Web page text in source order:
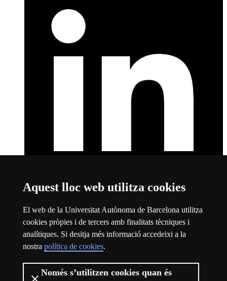
Aquest lloc web utilitza cookies
El web de la Universitat Autònoma de Barcelona utilitza
cookies pròpies i de tercers amb finalitats tècniques i
analítiques. Si desitja més informació accedeixi a la
nostra política de cookies.
Només s’utilitzen cookies quan és
LinkedInAquest enllaç s'obre en una finestra nova
Sobre el web
Universitat Autònoma de Barcelona
Avís legalAquest enllaç s'obre en una finestra nova
Protecció de dadesAquest enllaç s'obre en una finestra nova
Sobre el webAquest enllaç s'obre en una finestra nova
Accessibilitat webAquest enllaç s'obre en una finestra nova